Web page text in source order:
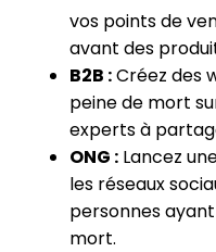
vos points de
avant des
B2B :Créez des
peine de mort
experts à
ONG : Lancez
les réseaux
personnes
mort.